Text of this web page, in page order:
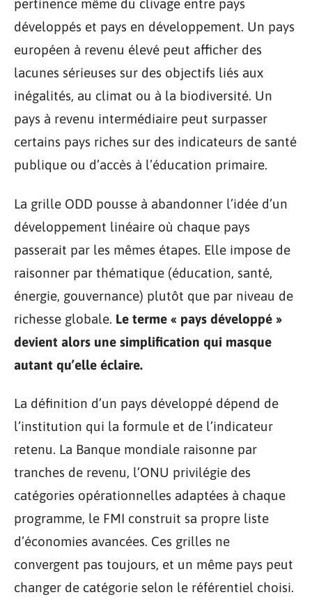
pertinence même du clivage entre pays
développés et pays en développement. Un pays
européen à revenu élevé peut afficher des
lacunes sérieuses sur des objectifs liés aux
inégalités, au climat ou à la biodiversité. Un
pays à revenu intermédiaire peut surpasser
certains pays riches sur des indicateurs de santé
publique ou d’accès à l’éducation primaire.
La grille ODD pousse à abandonner l’idée d’un
développement linéaire où chaque pays
passerait par les mêmes étapes. Elle impose de
raisonner par thématique (éducation, santé,
énergie, gouvernance) plutôt que par niveau de
richesse globale. Le terme « pays développé »
devient alors une simplification qui masque
autant qu’elle éclaire.
La définition d’un pays développé dépend de
l’institution qui la formule et de l’indicateur
retenu. La Banque mondiale raisonne par
tranches de revenu, l’ONU privilégie des
catégories opérationnelles adaptées à chaque
programme, le FMI construit sa propre liste
d’économies avancées. Ces grilles ne
convergent pas toujours, et un même pays peut
changer de catégorie selon le référentiel choisi.